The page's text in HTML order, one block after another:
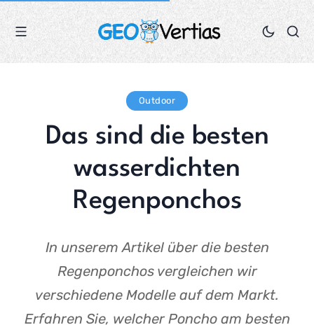
Outdoor
Das sind die besten
wasserdichten
Regenponchos
In unserem Artikel über die besten
Regenponchos vergleichen wir
verschiedene Modelle auf dem Markt.
Erfahren Sie, welcher Poncho am besten